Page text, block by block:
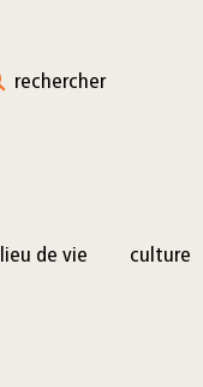
rechercher
lieu de vie culture